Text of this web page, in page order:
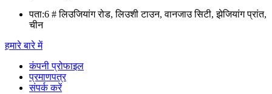
पता:6 # लिउजियांग रोड, लिउशी टाउन, वानजाउ सिटी, झेजियांग प्रांत,
चीन
हमारे बारे में
कंपनी प्रोफाइल
प्रमाणपत्र
संपर्क करें